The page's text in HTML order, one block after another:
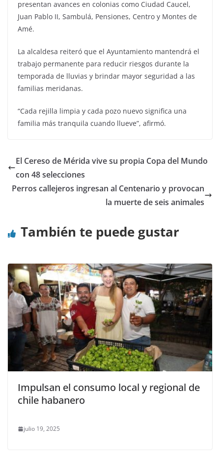
presentan avances en colonias como Ciudad Caucel,
Juan Pablo II, Sambulá, Pensiones, Centro y Montes de
Amé.
La alcaldesa reiteró que el Ayuntamiento mantendrá el
trabajo permanente para reducir riesgos durante la
temporada de lluvias y brindar mayor seguridad a las
familias meridanas.
“Cada rejilla limpia y cada pozo nuevo significa una
familia más tranquila cuando llueve”, afirmó.
El Cereso de Mérida vive su propia Copa del Mundo
con 48 selecciones
Perros callejeros ingresan al Centenario y provocan
la muerte de seis animales
También te puede gustar
Impulsan el consumo local y regional de
chile habanero
julio 19, 2025